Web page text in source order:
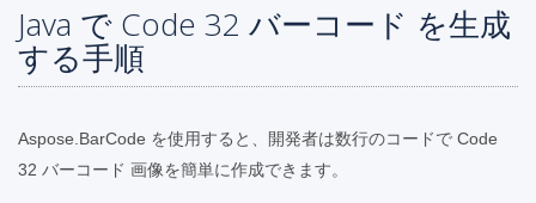
Java で Code 32 バーコード を生成
する手順
Aspose.BarCode を使用すると、開発者は数行のコードで Code
32 バーコード 画像を簡単に作成できます。